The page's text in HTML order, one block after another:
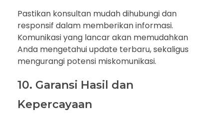
Pastikan konsultan mudah dihubungi dan
responsif dalam memberikan informasi.
Komunikasi yang lancar akan memudahkan
Anda mengetahui update terbaru, sekaligus
mengurangi potensi miskomunikasi.
10. Garansi Hasil dan
Kepercayaan